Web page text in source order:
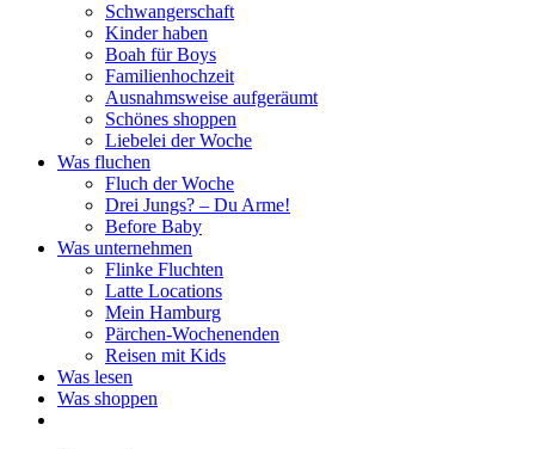
Schwangerschaft
Kinder haben
Boah für Boys
Familienhochzeit
Ausnahmsweise aufgeräumt
Schönes shoppen
Liebelei der Woche
Was fluchen
Fluch der Woche
Drei Jungs? – Du Arme!
Before Baby
Was unternehmen
Flinke Fluchten
Latte Locations
Mein Hamburg
Pärchen-Wochenenden
Reisen mit Kids
Was lesen
Was shoppen